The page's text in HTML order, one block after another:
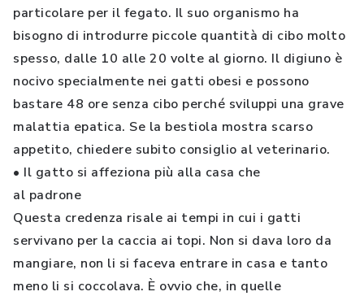
particolare per il fegato. Il suo organismo ha
bisogno di introdurre piccole quantità di cibo molto
spesso, dalle 10 alle 20 volte al giorno. Il digiuno è
nocivo specialmente nei gatti obesi e possono
bastare 48 ore senza cibo perché sviluppi una grave
malattia epatica. Se la bestiola mostra scarso
appetito, chiedere subito consiglio al veterinario.
• Il gatto si affeziona più alla casa che
al padrone
Questa credenza risale ai tempi in cui i gatti
servivano per la caccia ai topi. Non si dava loro da
mangiare, non li si faceva entrare in casa e tanto
meno li si coccolava. È ovvio che, in quelle